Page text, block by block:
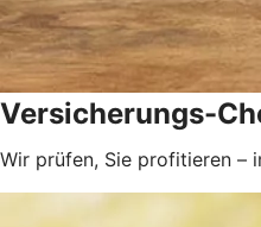
Versicherungs-
Wir prüfen, Sie profitieren –